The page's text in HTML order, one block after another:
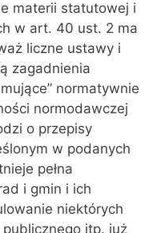
materii statutowej i
w art. 40 ust. 2 ma
liczne ustawy i
zagadnienia
normatywnie
normodawczej
o przepisy
w podanych
pełna
i gmin i ich
niektórych
itp. już